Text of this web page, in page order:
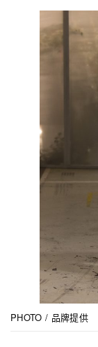
PHOTO / 品牌提供